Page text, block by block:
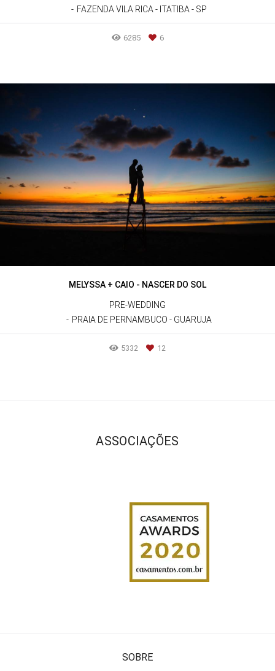
FAZENDA VILA RICA - ITATIBA - SP
6285 6
MELYSSA + CAIO - NASCER DO SOL
PRE-WEDDING
PRAIA DE PERNAMBUCO - GUARUJA
5332 12
ASSOCIAÇÕES
SOBRE